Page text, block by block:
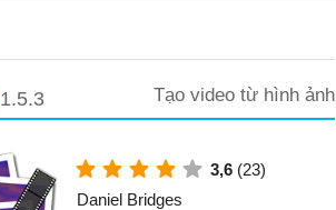
1.5.3 Tạo video từ hình ảnh
3,6 (23)
Daniel Bridges